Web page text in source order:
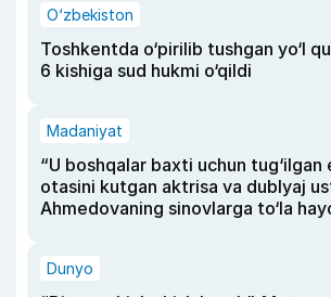
O‘zbekiston
Toshkentda o‘pirilib tushgan yo‘l
6 kishiga sud hukmi o‘qildi
Madaniyat
“U boshqalar baxti uchun tug‘ilgan
otasini kutgan aktrisa va dublyaj
Ahmedovaning sinovlarga to‘la
Dunyo